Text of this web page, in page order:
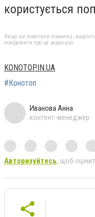
користується
Якщо ви помітили помилку,
повідомити про це редакцію
KONOTOP.IN.UA
#Конотоп
Иванова Анна
контент-менеджер
Авторизуйтесь, щоб